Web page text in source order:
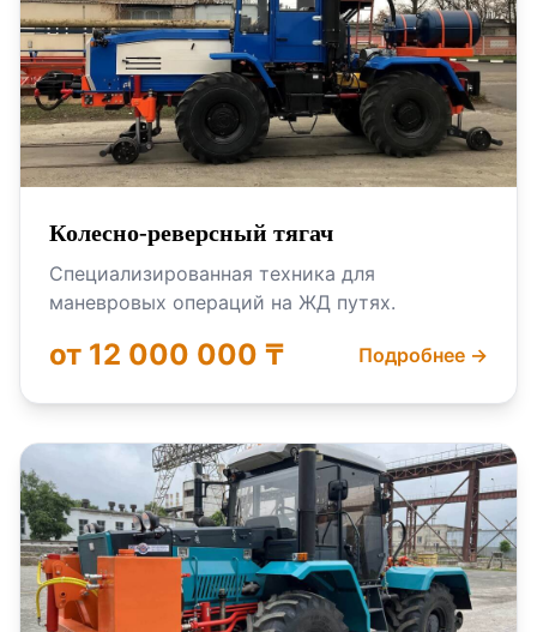
Колесно-реверсный тягач
Специализированная техника для
маневровых операций на ЖД путях.
от 12 000 000 ₸ Подробнее →